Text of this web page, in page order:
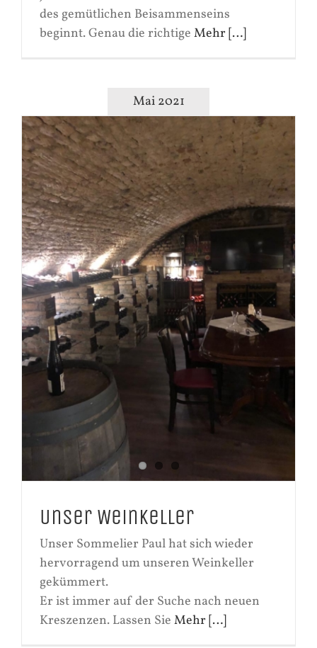
des gemütlichen Beisammenseins
beginnt. Genau die richtige Mehr […]
Mai 2021
Unser Weinkeller
Unser Sommelier Paul hat sich wieder
hervorragend um unseren Weinkeller
gekümmert.
Er ist immer auf der Suche nach neuen
Kreszenzen. Lassen Sie Mehr […]